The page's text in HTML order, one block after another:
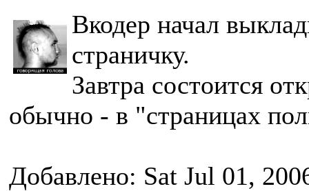
Вкодер начал
страничку.
Завтра состоится
обычно - в "страницах
Добавлено: Sat Jul 01,